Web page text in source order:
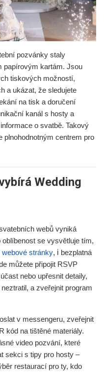
pozvánky staly
papírovým kartám. Jsou
tiskových možností,
a ukázat, že sledujete
na tisk a doručení
kanál s hosty a
o svatbě. Takový
plnohodnotným centrem pro
Wedding
webů vyniká
oblíbenost se vysvětluje tím,
stránky, i bezplatná
můžete připojit RSVP
nebo upřesnit detaily,
a zveřejnit program
v messengeru, zveřejnit
kód na tištěné materiály.
video pozvání, které
sekci s tipy pro hosty –
restaurací pro ty, kdo